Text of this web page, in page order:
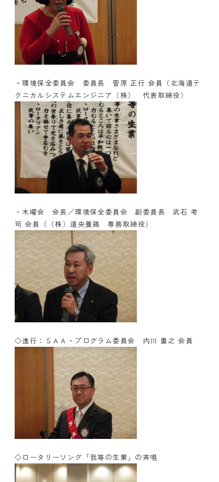
・環境保全委員会 委員長 菅原 正行 会員（北海道テ
クニカルシステムエンジニア（株） 代表取締役）
・木曜会 会長／環境保全委員会 副委員長 武石 考
司 会員（（株）道央養鶏 専務取締役）
◇進行：ＳＡＡ・プログラム委員会 内川 重之 会員
◇ロータリーソング「我等の生業」の斉唱